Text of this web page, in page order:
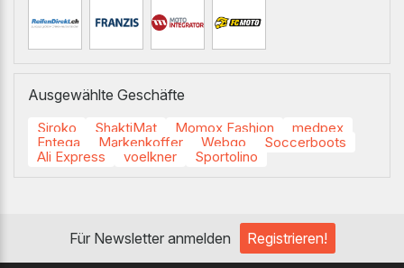
Ausgewählte Geschäfte
Siroko ShaktiMat Momox Fashion
medpex
Entega
Markenkoffer Webgo
Soccerboots
Ali Express
voelkner Sportolino
Für Newsletter anmelden Registrieren!